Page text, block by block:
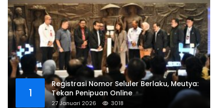
1
Registrasi Nomor Seluler Berlaku, Meutya:
Tekan Penipuan Online
27 Januari 2026 3018